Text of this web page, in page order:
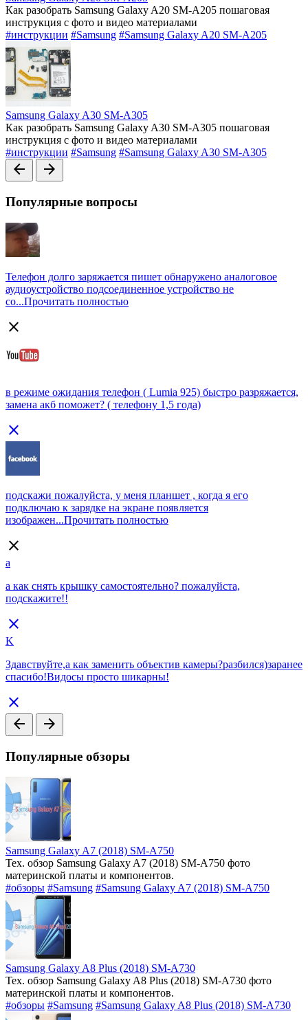
Как разобрать Samsung Galaxy A20 SM-A205 пошаговая
инструкция с фото и видео материалами
#инструкции #Samsung #Samsung Galaxy A20 SM-A205
Samsung Galaxy A30 SM-A305
Как разобрать Samsung Galaxy A30 SM-A305 пошаговая
инструкция с фото и видео материалами
#инструкции #Samsung #Samsung Galaxy A30 SM-A305
arrow_back arrow_forward
Популярные вопросы
Телефон долго заряжается пишет обнаружено аналоговое
аудиоустройство подсоединенное устройство не
со...Прочитать полностью
close
в режиме ожидания телефон ( Lumia 925) быстро разряжается,
замена акб поможет? ( телефону 1,5 года)
close
подскажи пожалуйста, у меня планшет , когда я его
подключаю к зарядке на экране появляется
изображен...Прочитать полностью
close
a
а как снять крышку самостоятельно? пожалуйста,
подскажите!!
close
K
Здавствуйте,а как заменить объектив камеры?разбился)заранее
спасибо!Видосы просто шикарны!
close
arrow_back
arrow_forward
Популярные обзоры
Samsung Galaxy A7 (2018) SM-A750
Тех. обзор Samsung Galaxy A7 (2018) SM-A750 фото
материнской платы и компонентов.
#обзоры #Samsung #Samsung Galaxy A7 (2018) SM-A750
Samsung Galaxy A8 Plus (2018) SM-A730
Тех. обзор Samsung Galaxy A8 Plus (2018) SM-A730 фото
материнской платы и компонентов.
#обзоры #Samsung #Samsung Galaxy A8 Plus (2018) SM-A730